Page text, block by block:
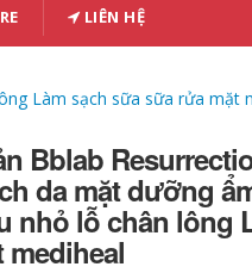
LIÊN HỆ
Làm sạch sữa sữa rửa mặt
Bblab
da mặt dưỡng
nhỏ lỗ chân lông
mediheal